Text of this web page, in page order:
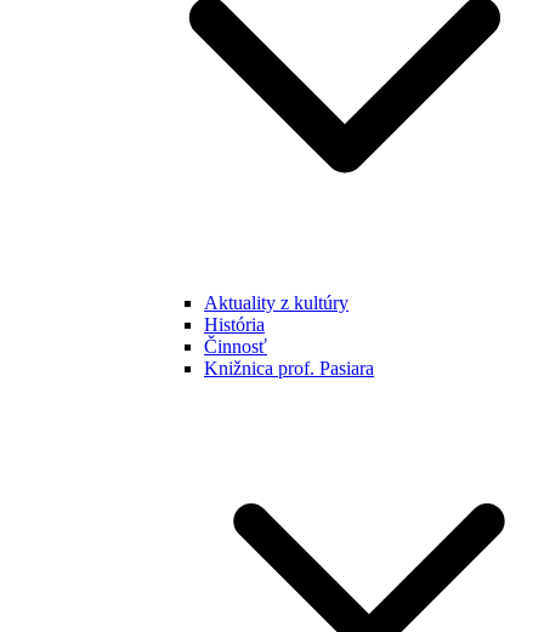
Aktuality z kultúry
História
Činnosť
Knižnica prof. Pasiara